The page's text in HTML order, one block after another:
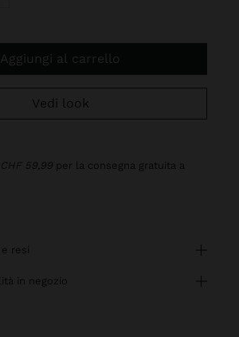
Aggiungi al carrello
Vedi look
CHF 59,99 per la consegna gratuita a
resi
in negozio